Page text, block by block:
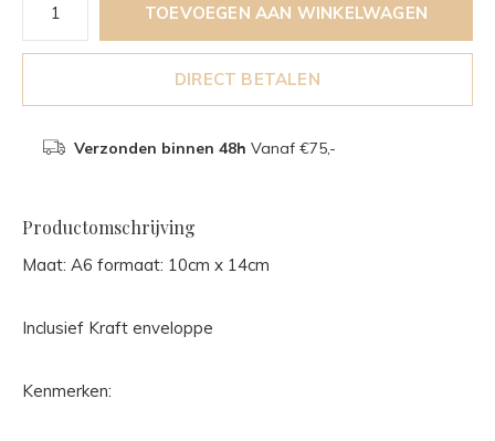
TOEVOEGEN AAN WINKELWAGEN
DIRECT BETALEN
Verzonden binnen 48h Vanaf €75,-
Productomschrijving
Maat: A6 formaat: 10cm x 14cm
Inclusief Kraft enveloppe
Kenmerken: